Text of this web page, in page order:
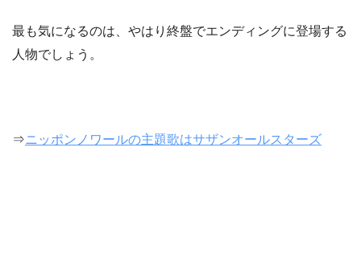
最も気になるのは、やはり終盤でエンディングに登場する
人物でしょう。
⇒ニッポンノワールの主題歌はサザンオールスターズ